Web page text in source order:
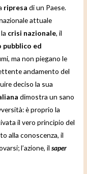
ripresa di un Paese.
attuale
crisi nazionale, il
pubblico ed
ma non piegano le
andamento del
deciso la sua
dimostra un sano
è proprio la
il vero principio del
alla conoscenza, il
l’azione, il saper